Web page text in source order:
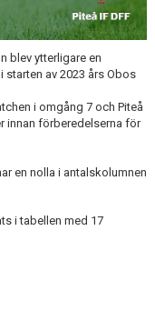
blev ytterligare en
starten av 2023 års Obos
i omgång 7 och Piteå
innan förberedelserna för
en nolla i antalskolumnen
i tabellen med 17